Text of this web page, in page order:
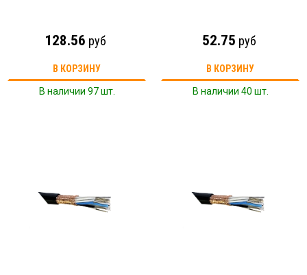
128.56 руб
В КОРЗИНУ
В наличии 97 шт.
52.75 руб
В КОРЗИНУ
В наличии 40 шт.